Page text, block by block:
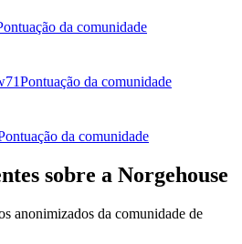
da comunidade
71Pontuação da comunidade
da comunidade
sobre a Norgehouse
anonimizados da comunidade de